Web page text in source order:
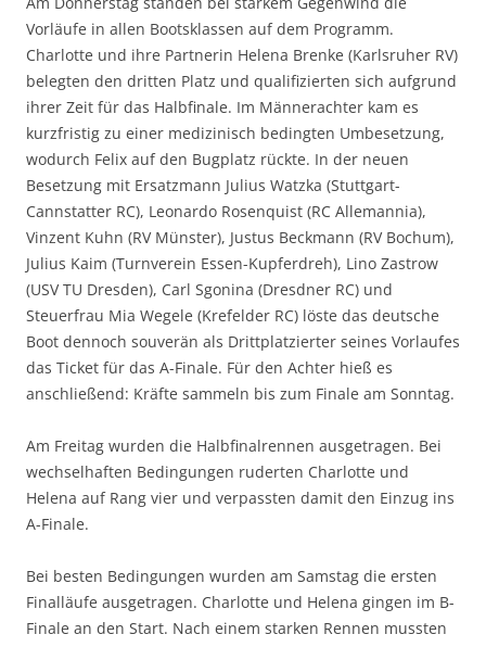
Vorläufe in allen Bootsklassen auf dem Programm.
Charlotte und ihre Partnerin Helena Brenke (Karlsruher RV)
belegten den dritten Platz und qualifizierten sich aufgrund
ihrer Zeit für das Halbfinale. Im Männerachter kam es
kurzfristig zu einer medizinisch bedingten Umbesetzung,
wodurch Felix auf den Bugplatz rückte. In der neuen
Besetzung mit Ersatzmann Julius Watzka (Stuttgart-
Cannstatter RC), Leonardo Rosenquist (RC Allemannia),
Vinzent Kuhn (RV Münster), Justus Beckmann (RV Bochum),
Julius Kaim (Turnverein Essen-Kupferdreh), Lino Zastrow
(USV TU Dresden), Carl Sgonina (Dresdner RC) und
Steuerfrau Mia Wegele (Krefelder RC) löste das deutsche
Boot dennoch souverän als Drittplatzierter seines Vorlaufes
das Ticket für das A-Finale. Für den Achter hieß es
anschließend: Kräfte sammeln bis zum Finale am Sonntag.
Am Freitag wurden die Halbfinalrennen ausgetragen. Bei
wechselhaften Bedingungen ruderten Charlotte und
Helena auf Rang vier und verpassten damit den Einzug ins
A-Finale.
Bei besten Bedingungen wurden am Samstag die ersten
Finalläufe ausgetragen. Charlotte und Helena gingen im B-
Finale an den Start. Nach einem starken Rennen mussten